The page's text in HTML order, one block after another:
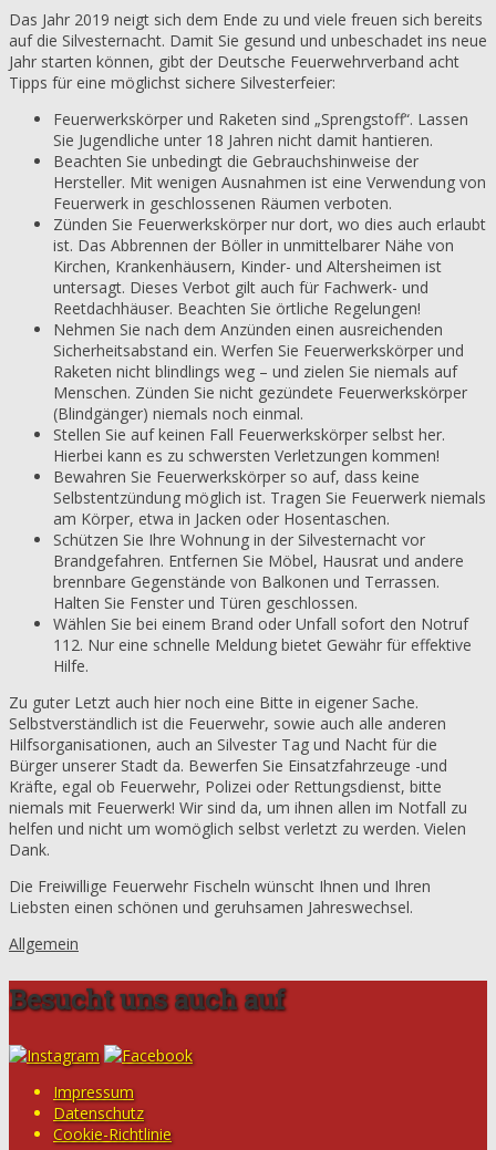
Das Jahr 2019 neigt sich dem Ende zu und viele freuen sich bereits
auf die Silvesternacht. Damit Sie gesund und unbeschadet ins neue
Jahr starten können, gibt der Deutsche Feuerwehrverband acht
Tipps für eine möglichst sichere Silvesterfeier:
Feuerwerkskörper und Raketen sind „Sprengstoff“. Lassen
Sie Jugendliche unter 18 Jahren nicht damit hantieren.
Beachten Sie unbedingt die Gebrauchshinweise der
Hersteller. Mit wenigen Ausnahmen ist eine Verwendung von
Feuerwerk in geschlossenen Räumen verboten.
Zünden Sie Feuerwerkskörper nur dort, wo dies auch erlaubt
ist. Das Abbrennen der Böller in unmittelbarer Nähe von
Kirchen, Krankenhäusern, Kinder- und Altersheimen ist
untersagt. Dieses Verbot gilt auch für Fachwerk- und
Reetdachhäuser. Beachten Sie örtliche Regelungen!
Nehmen Sie nach dem Anzünden einen ausreichenden
Sicherheitsabstand ein. Werfen Sie Feuerwerkskörper und
Raketen nicht blindlings weg – und zielen Sie niemals auf
Menschen. Zünden Sie nicht gezündete Feuerwerkskörper
(Blindgänger) niemals noch einmal.
Stellen Sie auf keinen Fall Feuerwerkskörper selbst her.
Hierbei kann es zu schwersten Verletzungen kommen!
Bewahren Sie Feuerwerkskörper so auf, dass keine
Selbstentzündung möglich ist. Tragen Sie Feuerwerk niemals
am Körper, etwa in Jacken oder Hosentaschen.
Schützen Sie Ihre Wohnung in der Silvesternacht vor
Brandgefahren. Entfernen Sie Möbel, Hausrat und andere
brennbare Gegenstände von Balkonen und Terrassen.
Halten Sie Fenster und Türen geschlossen.
Wählen Sie bei einem Brand oder Unfall sofort den Notruf
112. Nur eine schnelle Meldung bietet Gewähr für effektive
Hilfe.
Zu guter Letzt auch hier noch eine Bitte in eigener Sache.
Selbstverständlich ist die Feuerwehr, sowie auch alle anderen
Hilfsorganisationen, auch an Silvester Tag und Nacht für die
Bürger unserer Stadt da. Bewerfen Sie Einsatzfahrzeuge -und
Kräfte, egal ob Feuerwehr, Polizei oder Rettungsdienst, bitte
niemals mit Feuerwerk! Wir sind da, um ihnen allen im Notfall zu
helfen und nicht um womöglich selbst verletzt zu werden. Vielen
Dank.
Die Freiwillige Feuerwehr Fischeln wünscht Ihnen und Ihren
Liebsten einen schönen und geruhsamen Jahreswechsel.
Allgemein
Besucht uns auch auf
Impressum
Datenschutz
Cookie-Richtlinie